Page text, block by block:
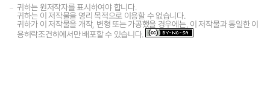
귀하는 원저작자를 표시하여야 합니다.
귀하는 이 저작물을 영리 목적으로 이용할 수 없습니다.
귀하가 이 저작물을 개작, 변형 또는 가공했을 경우에는, 이 저작물과 동일한 이
용허락조건하에서만 배포할 수 있습니다.